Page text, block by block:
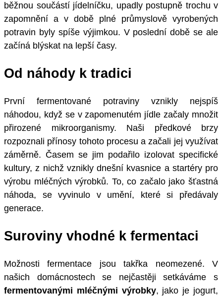
běžnou součástí jídelníčku, upadly postupně trochu v
zapomnění a v době plné průmyslově vyrobených
potravin byly spíše výjimkou. V poslední době se ale
začíná blýskat na lepší časy.
Od náhody k tradici
První fermentované potraviny vznikly nejspíš
náhodou, když se v zapomenutém jídle začaly množit
přirozené mikroorganismy. Naši předkové brzy
rozpoznali přínosy tohoto procesu a začali jej využívat
záměrně. Časem se jim podařilo izolovat specifické
kultury, z nichž vznikly dnešní kvasnice a startéry pro
výrobu mléčných výrobků. To, co začalo jako šťastná
náhoda, se vyvinulo v umění, které si předávaly
generace.
Suroviny vhodné k fermentaci
Možnosti fermentace jsou takřka neomezené. V
našich domácnostech se nejčastěji setkáváme s
fermentovanými mléčnými výrobky, jako je jogurt,